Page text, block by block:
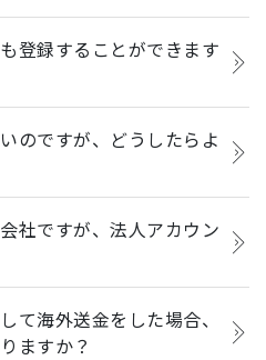
登録することができます
のですが、どうしたらよ
社ですが、法人アカウン
て海外送金をした場合、
ますか？